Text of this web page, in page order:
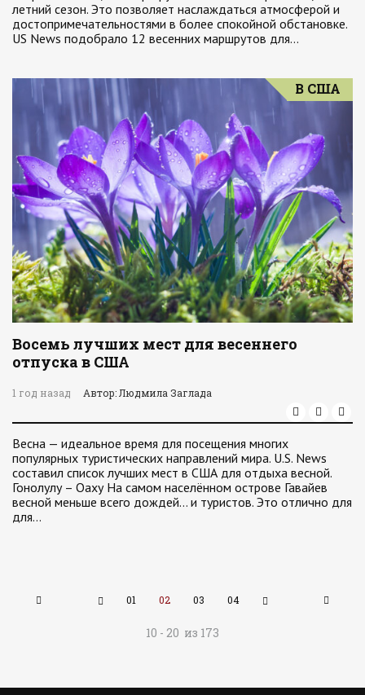
летний сезон. Это позволяет наслаждаться атмосферой и
достопримечательностями в более спокойной обстановке.
US News подобрало 12 весенних маршрутов для…
В США
Восемь лучших мест для весеннего
отпуска в США
1 год назад Автор: Людмила Заглада
Весна — идеальное время для посещения многих
популярных туристических направлений мира. U.S. News
составил список лучших мест в США для отдыха весной.
Гонолулу – Оаху На самом населённом острове Гавайев
весной меньше всего дождей… и туристов. Это отлично для
для…
01 02 03 04
10 - 20 из 173